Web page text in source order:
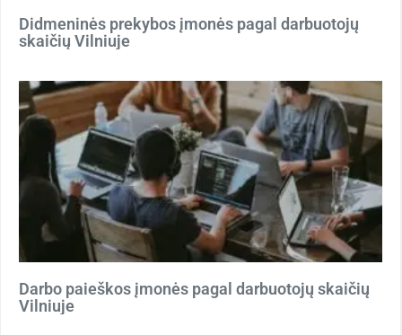
Didmeninės prekybos įmonės pagal darbuotojų
skaičių Vilniuje
Darbo paieškos įmonės pagal darbuotojų skaičių
Vilniuje